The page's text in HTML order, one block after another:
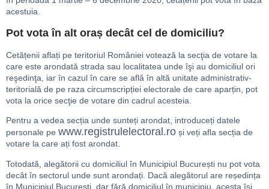
acestuia.
Pot vota în alt oraș decât cel de domiciliu?
Cetățenii aflați pe teritoriul României votează la secţia de votare la
care este arondată strada sau localitatea unde îşi au domiciliul ori
reşedinţa, iar în cazul în care se află în altă unitate administrativ-
teritorială de pe raza circumscripției electorale de care aparțin, pot
vota la orice secţie de votare din cadrul acesteia.
Pentru a vedea secția unde sunteți arondat, introduceți datele
personale pe www.registrulelectoral.ro și veți afla secția de
votare la care ați fost arondat.
Totodată, alegătorii cu domiciliul în Municipiul București nu pot vota
decât în sectorul unde sunt arondați. Dacă alegătorul are reședința
în Municipiul București, dar fără domiciliul în municipiu, acesta își